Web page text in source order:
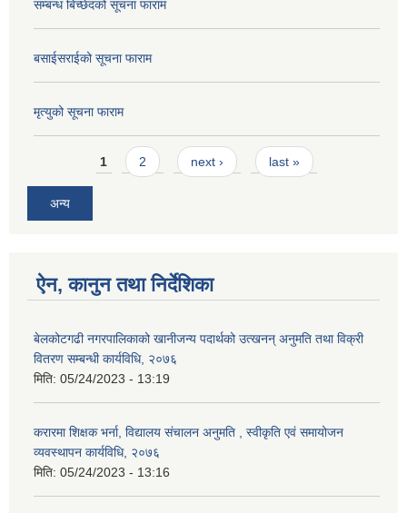
सम्बन्ध बिच्छेदको सूचना फाराम
बसाईसराईको सूचना फाराम
मृत्युको सूचना फाराम
Pages1 2 next › last »
अन्य
ऐन, कानुन तथा निर्देशिका
बेलकोटगढी नगरपालिकाको खानीजन्य पदार्थको उत्खनन् अनुमति तथा विक्री
वितरण सम्बन्धी कार्यविधि, २०७६
मिति: 05/24/2023 - 13:19
करारमा शिक्षक भर्ना, विद्यालय संचालन अनुमति , स्वीकृति एवं समायोजन
व्यवस्थापन कार्यविधि, २०७६
मिति: 05/24/2023 - 13:16